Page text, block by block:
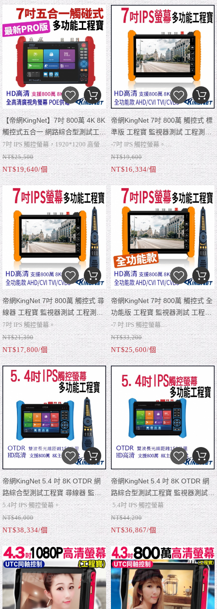
- H.265/H264、4K主碼流測試，1200
萬網路攝影機測試。
- H.265/H264、4K主碼流測試，1200
萬網路攝影機測試。
- 最高支持 800萬 AHD/CVI/TVI &
CVBS 同軸攝影機輸入。
【帝網KingNet】7吋 800萬 4K 8K
觸控式五合一 網路綜合型測試工程
寶 標準版 工程寶 KN-9900P PRO
7吋 IPS 觸控螢幕，1920*1200 高螢幕
解析度。
4K HD 輸入/輸出顯示測試。
H.265/H.264、4K主碼流測試，1200
萬網路攝影機測試。
NT$25,500
NT$19,640/個
帝網KingNet 7吋 800萬 觸控式 標
準版 工程寶 監視器測試 工程測試
KN-7600P
-7吋 IPS 觸控螢幕。
-4K HD+2K VGA 輸入顯示測試 & 4K
HD 輸出。
-支持 800萬 AHD/CVI/TVI & CVBS 同
軸攝影機輸入。
NT$19,600
NT$16,334/個
帝網KingNet 7吋 800萬 觸控式 尋
線器 工程寶 監視器測試 工程測試
KN-7600C
7吋 IPS 觸控螢幕。
支持 800萬 AHD/CVI/TVI & CVBS 同
軸攝影機輸入。
4K HD+2K VGA 輸入顯示測試 & 4K
HD輸出。
NT$21,390
NT$17,800/個
帝網KingNet 7吋 800萬 觸控式 全
功能版 工程寶 監視器測試 工程測
試 KN-7600H
-7 吋 IPS 觸控螢幕
-4K HD+2K VGA 輸入顯示測試。
-支持800萬 AHD/CVI/TVI/CVBS 同軸
攝影機輸入。
NT$33,200
NT$25,600/個
帝網KingNet 5.4 吋 8K OTDR 網
路綜合型測試工程寶 尋線器 監視
器測試 工程測試 KN-6800C
5.4吋 IPS 觸控螢幕。
4K HD + 2K VGA 輸入顯示測試。
支持 800萬 AHD/CVI/TVI & CVBS 輸
入測試+ UTC 菜單控制。
NT$46,000
NT$38,334/個
帝網KingNet 5.4 吋 8K OTDR 網
路綜合型測試工程寶 監視器測試
工程測試 KN-6800P
5.4吋 IPS 觸控螢幕
4K HD+ 2K VGA 輸入顯示測試。
最高支持 800 萬 AHD/CVI/TVI 同軸
攝影機輸入。
NT$44,290
NT$36,867/個